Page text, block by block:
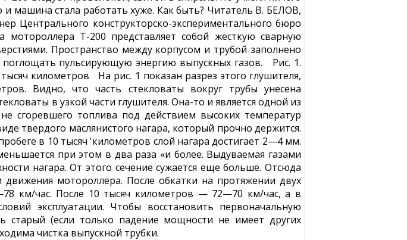
машина стала работать хуже. Как быть? Читатель В. БЕЛОВ,
Центрального конструкторско-экспериментального бюро
Т-200 представляет собой жесткую сварную
Пространство между корпусом и трубой заполнено
пульсирующую энергию выпускных газов. Рис. 1.
километров На рис. 1 показан разрез этого глушителя,
Видно, что часть стекловаты вокруг трубы унесена
в узкой части глушителя. Она-то и является одной из
сгоревшего топлива под действием высоких температур
твердого маслянистого нагара, который прочно держится.
в 10 тысяч 'километров слой нагара достигает 2—4 мм.
при этом в два раза «и более. Выдуваемая газами
нагара. От этого сечение сужается еще больше. Отсюда
мотороллера. После обкатки на протяжении двух
км/час. После 10 тысяч километров — 72—70 км/час, а в
эксплуатации. Чтобы восстановить первоначальную
старый (если только падение мощности не имеет других
чистка выпускной трубки.